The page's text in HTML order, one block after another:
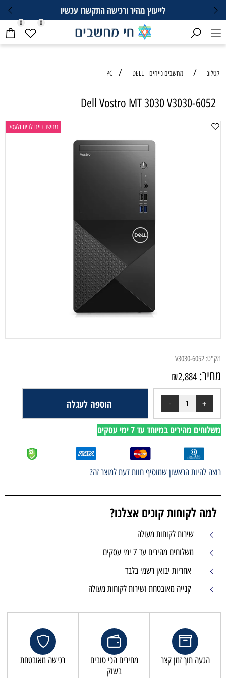
לייעוץ מהיר ורכישה התקשרו עכשיו
מחשבים נייחים PC DELL
Dell Vostro MT 3030 V3030-6052
מחשב נייח לבית ולעסק
V3030-6052
₪2,884
הוספה לעגלה
מהירים במיוחד עד 7 ימי עסקים
להיות הראשון שמוסיף חוות דעת למוצר זה?
למה לקוחות קונים אצלנו?
שירות לקוחות מעולה
משלוחים מהירים עד 7 ימי עסקים
אחריות יבואן רשמי בלבד
קנייה מאובטחת ושירות לקוחות מעולה
הגעה תוך זמן קצר
מחירים הכי טובים
בשוק
רכישה מאובטחת